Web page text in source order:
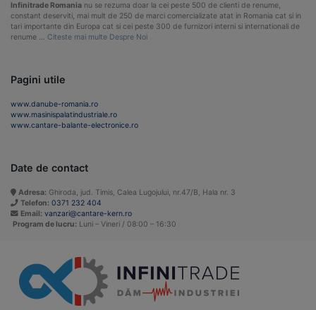
Infinitrade Romania nu se rezuma doar la cei peste 500 de clienti de renume,
constant deserviti, mai mult de 250 de marci comercializate atat in Romania cat si in
tari importante din Europa cat si cei peste 300 de furnizori interni si internationali de
renume … Citeste mai multe Despre Noi
Pagini utile
www.danube-romania.ro
www.masinispalatindustriale.ro
www.cantare-balante-electronice.ro
Date de contact
Adresa: Ghiroda, jud. Timis, Calea Lugojului, nr.47/B, Hala nr. 3
Telefon: 0371 232 404
Email: vanzari@cantare-kern.ro
Program de lucru: Luni – Vineri / 08:00 – 16:30